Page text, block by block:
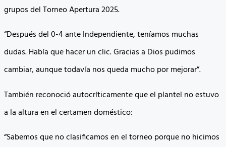
grupos del Torneo Apertura 2025.
“Después del 0-4 ante Independiente, teníamos muchas
dudas. Había que hacer un clic. Gracias a Dios pudimos
cambiar, aunque todavía nos queda mucho por mejorar”.
También reconoció autocríticamente que el plantel no estuvo
a la altura en el certamen doméstico:
“Sabemos que no clasificamos en el torneo porque no hicimos